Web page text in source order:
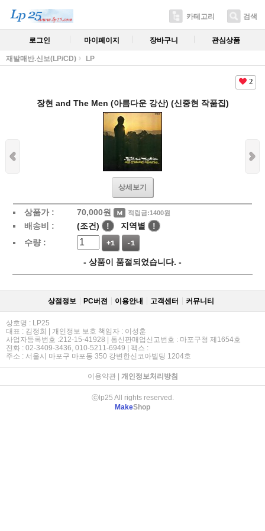
카테고리 검색
로그인 마이페이지 장바구니 관심상품
재발매반.신보(LP/CD) LP
2
장현 and The Men (아름다운 강산) (신중현 작품집)
상세보기
상품가 : 70,000원 적립금:1400원
배송비 : (조건) ! 지역별
!
수량 :
+1 -1
- 상품이 품절되었습니다. -
상점정보 PC버젼 이용안내 고객센터 커뮤니티
상호명 : LP25
대표 : 김정희 | 개인정보 보호 책임자 : 이성훈
사업자등록번호 :212-15-41928 | 통신판매업신고번호 : 마포구청 제1654호
전화 : 02-3409-3436, 010-5211-6949 | 팩스 :
주소 : 서울시 마포구 마포동 350 강변한신코아빌딩 1204호
이용약관| 개인정보처리방침
ⓒlp25 All rights reserved.
MakeShop